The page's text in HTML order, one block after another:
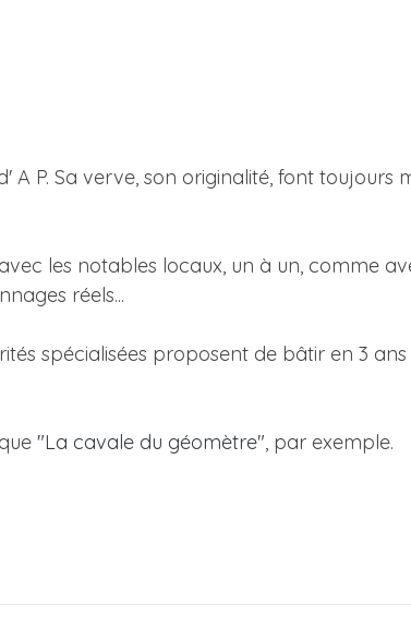
P. Sa verve, son originalité, font toujours
les notables locaux, un à un, comme
réels...
spécialisées proposent de bâtir en 3
"La cavale du géomètre", par exemple.